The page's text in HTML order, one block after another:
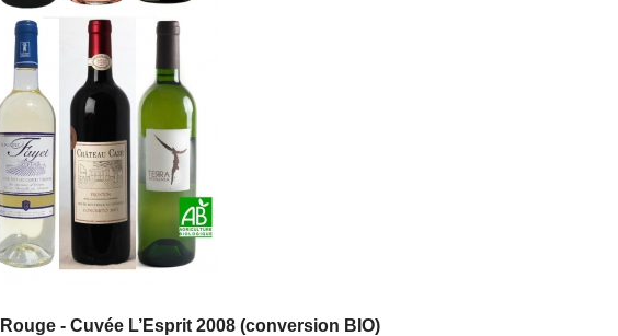
- Cuvée L’Esprit 2008 (conversion BIO)